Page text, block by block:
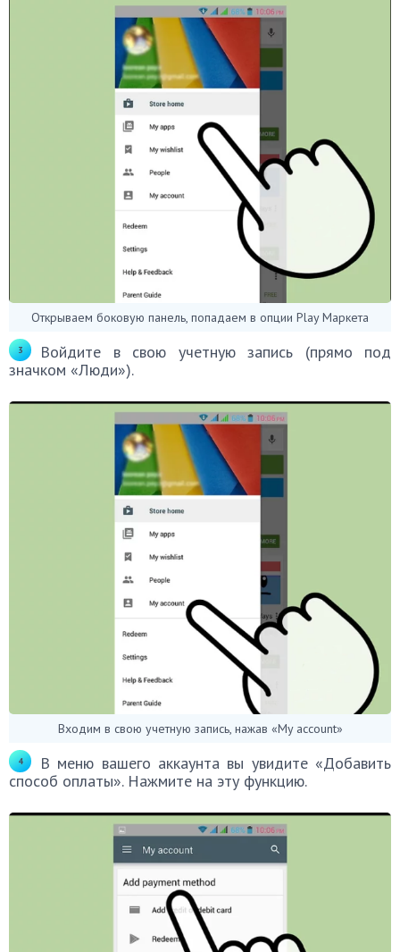
Открываем боковую панель, попадаем в опции Play Маркета
Войдите в свою учетную запись (прямо под
значком «Люди»).
Входим в свою учетную запись, нажав «My account»
В меню вашего аккаунта вы увидите «Добавить
способ оплаты». Нажмите на эту функцию.